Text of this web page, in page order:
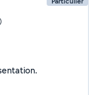
renseigné ma présentation.